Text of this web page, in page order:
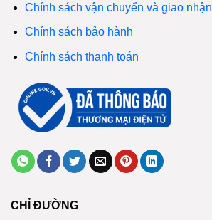
Chính sách vận chuyển và giao nhận
Chính sách bảo hành
Chính sách thanh toán
CHỈ ĐƯỜNG